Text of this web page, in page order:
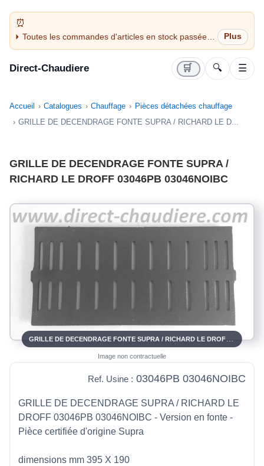
Toutes les commandes d'articles en stock passées
avant 14H sont expédiées le jour même (jours
Direct-Chaudiere 🛒 🔍 ☰
Accueil Catalogues Chauffage
Pièces détachées chauffage
GRILLE DE DECENDRAGE FONTE SUPRA / RICHARD LE D...
GRILLE DE DECENDRAGE FONTE SUPRA /
RICHARD LE DROFF 03046PB 03046NOIBC
GRILLE DE DECENDRAGE FONTE SUPRA / RICHARD LE DROFF 03046PB 03046NOIBC
Image non contractuelle
Ref. Usine : 03046PB 03046NOIBC
GRILLE DE DECENDRAGE SUPRA / RICHARD LE
DROFF 03046PB 03046NOIBC - Version en fonte -
Pièce certifiée d'origine Supra
dimensions mm 395 X 190